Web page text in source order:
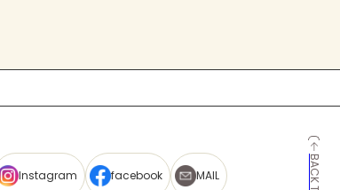
Instagram facebook MAIL